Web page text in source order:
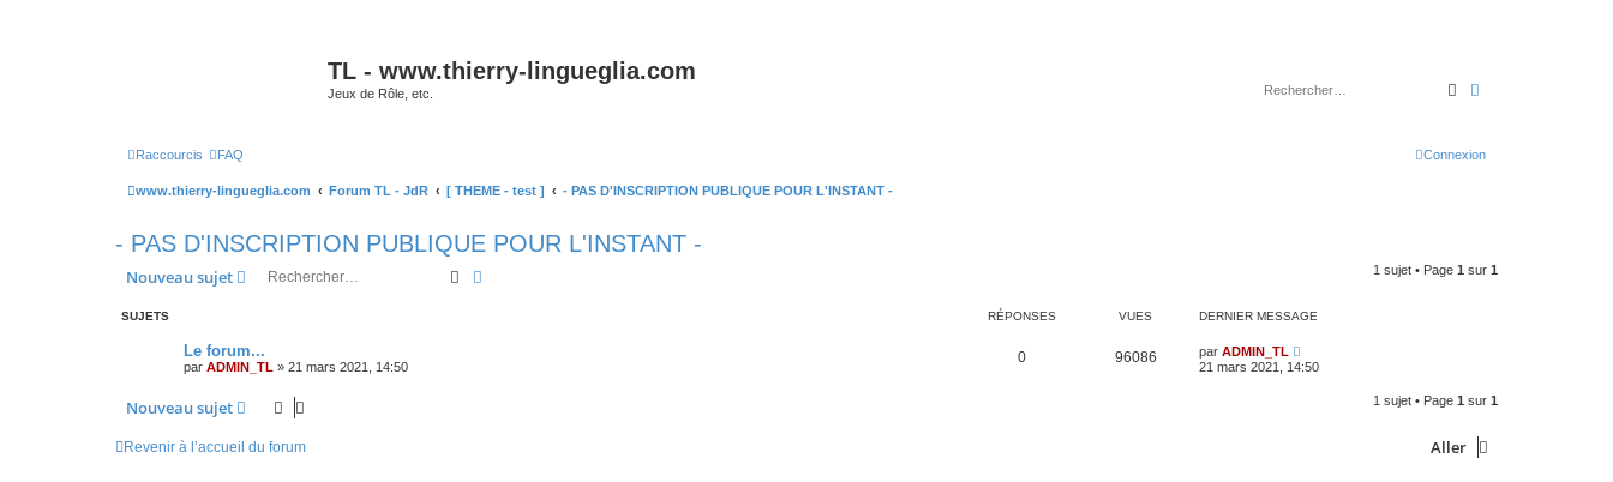
TL - www.thierry-lingueglia.com
Jeux de Rôle, etc. Rechercher
Raccourcis FAQ Connexion
www.thierry-lingueglia.com Forum TL - JdR [ THEME - test ] - PAS D'INSCRIPTION PUBLIQUE POUR L'INSTANT -
- PAS D'INSCRIPTION PUBLIQUE POUR L'INSTANT -
Nouveau sujet Rechercher 1 sujet • Page 1 sur 1
SUJETS RÉPONSES VUES DERNIER MESSAGE
Le forum...
par ADMIN_TL » 21 mars 2021, 14:50
0R
96086V
D
e
r
par ADMIN_TL
21 mars 2021, 14:50
Nouveau sujet 1 sujet • Page 1 sur 1
Revenir à l’accueil du forum Aller